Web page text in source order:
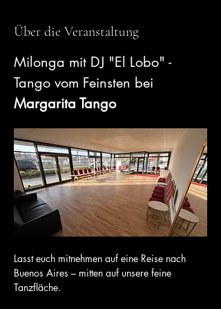
Über die Veranstaltung
Milonga mit DJ "El Lobo" -
Tango vom Feinsten bei
Margarita Tango
Lasst euch mitnehmen auf eine Reise nach
Buenos Aires – mitten auf unsere feine
Tanzfläche.